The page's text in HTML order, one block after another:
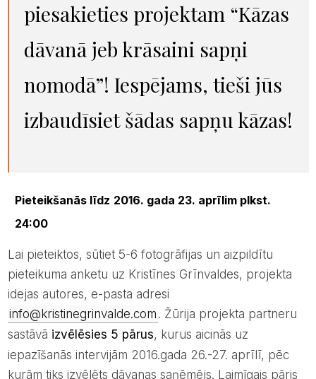
piesakieties projektam “Kāzas
dāvanā jeb krāsaini sapņi
nomodā”! Iespējams, tieši jūs
izbaudīsiet šādas sapņu kāzas!
Pieteikšanās līdz 2016. gada 23. aprīlim plkst.
24:00
Lai pieteiktos, sūtiet 5-6 fotogrāfijas un aizpildītu
pieteikuma anketu uz Kristīnes Grīnvaldes, projekta
idejas autores, e-pasta adresi
info@kristinegrinvalde.com . Žūrija projekta partneru
sastāvā izvēlēsies 5 pārus, kurus aicinās uz
iepazīšanās intervijām 2016.gada 26.-27. aprīlī, pēc
kurām tiks izvēlēts dāvanas saņēmējs. Laimīgais pāris